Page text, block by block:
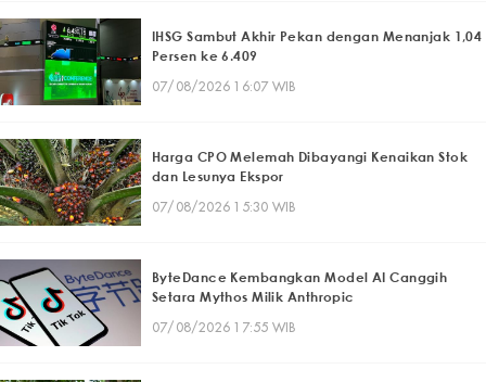
IHSG Sambut Akhir Pekan dengan Menanjak 1,04
Persen ke 6.409
07/08/2026 16:07 WIB
Harga CPO Melemah Dibayangi Kenaikan Stok
dan Lesunya Ekspor
07/08/2026 15:30 WIB
ByteDance Kembangkan Model AI Canggih
Setara Mythos Milik Anthropic
07/08/2026 17:55 WIB